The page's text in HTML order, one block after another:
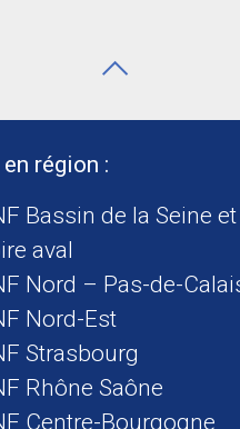
région :
Bassin de la Seine et
aval
Nord – Pas-de-
Nord-Est
Strasbourg
Rhône Saône
Centre-Bourgogne